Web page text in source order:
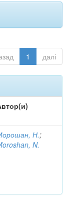
1 далі
Н.;
N.